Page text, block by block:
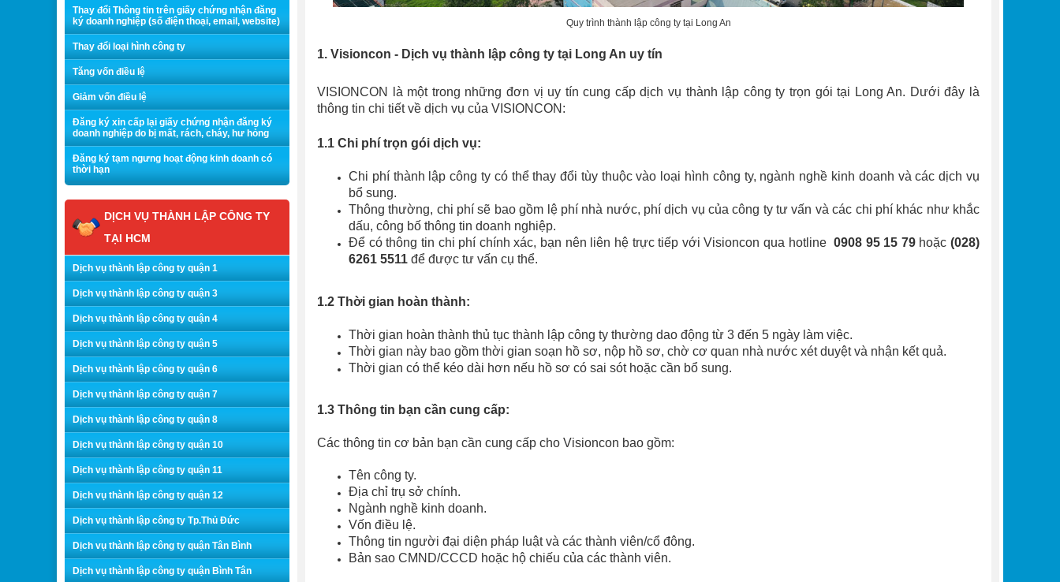
Quy trình thành lập công ty tại Long An
1. Visioncon - Dịch vụ thành lập công ty tại Long An uy tín
VISIONCON là một trong những đơn vị uy tín cung cấp dịch vụ thành lập công ty trọn gói tại Long An. Dưới đây là
thông tin chi tiết về dịch vụ của VISIONCON:
1.1 Chi phí trọn gói dịch vụ:
Chi phí thành lập công ty có thể thay đổi tùy thuộc vào loại hình công ty, ngành nghề kinh doanh và các dịch vụ
bổ sung.
Thông thường, chi phí sẽ bao gồm lệ phí nhà nước, phí dịch vụ của công ty tư vấn và các chi phí khác như khắc
dấu, công bố thông tin doanh nghiệp.
Để có thông tin chi phí chính xác, bạn nên liên hệ trực tiếp với Visioncon qua hotline 0908 95 15 79hoặc (028)
6261 5511 để được tư vấn cụ thể.
1.2 Thời gian hoàn thành:
Thời gian hoàn thành thủ tục thành lập công ty thường dao động từ 3 đến 5 ngày làm việc.
Thời gian này bao gồm thời gian soạn hồ sơ, nộp hồ sơ, chờ cơ quan nhà nước xét duyệt và nhận kết quả.
Thời gian có thể kéo dài hơn nếu hồ sơ có sai sót hoặc cần bổ sung.
1.3 Thông tin bạn cần cung cấp:
Các thông tin cơ bản bạn cần cung cấp cho Visioncon bao gồm:
Tên công ty.
Địa chỉ trụ sở chính.
Ngành nghề kinh doanh.
Vốn điều lệ.
Thông tin người đại diện pháp luật và các thành viên/cổ đông.
Bản sao CMND/CCCD hoặc hộ chiếu của các thành viên.
Thay đổi Thông tin trên giấy chứng nhận đăng
ký doanh nghiệp (số điện thoại, email, website)
Thay đổi loại hình công ty
Tăng vốn điều lệ
Giảm vốn điều lệ
Đăng ký xin cấp lại giấy chứng nhận đăng ký
doanh nghiệp do bị mất, rách, cháy, hư hỏng
Đăng ký tạm ngưng hoạt động kinh doanh có
thời hạn
DỊCH VỤ THÀNH LẬP CÔNG TY
TẠI HCM
Dịch vụ thành lập công ty quận 1
Dịch vụ thành lập công ty quận 3
Dịch vụ thành lập công ty quận 4
Dịch vụ thành lập công ty quận 5
Dịch vụ thành lập công ty quận 6
Dịch vụ thành lập công ty quận 7
Dịch vụ thành lập công ty quận 8
Dịch vụ thành lập công ty quận 10
Dịch vụ thành lập công ty quận 11
Dịch vụ thành lập công ty quận 12
Dịch vụ thành lập công ty Tp.Thủ Đức
Dịch vụ thành lập công ty quận Tân Bình
Dịch vụ thành lập công ty quận Bình Tân